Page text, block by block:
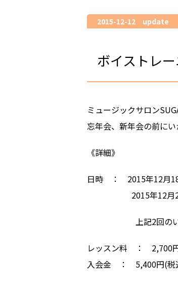
2015-12-12 update
ボイストレ
ミュージックサロン
忘年会、新年会の前にい
《詳細》
日時 ： 2015年12月
2015年12月27日
上記2回のい
レッスン料 ： 2,700円
入会金 ： 5,400円(税